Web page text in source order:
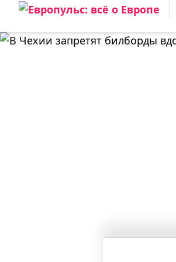
Skip
content
ЕВРОПУЛЬС: ВСЁ О ЕВРОПЕ